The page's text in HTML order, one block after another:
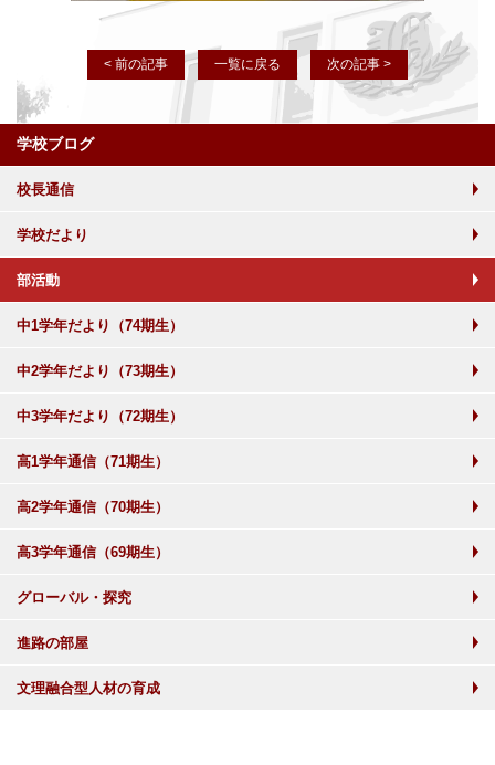
< 前の記事 一覧に戻る 次の記事 >
学校ブログ
校長通信
学校だより
部活動
中1学年だより（74期生）
中2学年だより（73期生）
中3学年だより（72期生）
高1学年通信（71期生）
高2学年通信（70期生）
高3学年通信（69期生）
グローバル・探究
進路の部屋
文理融合型人材の育成